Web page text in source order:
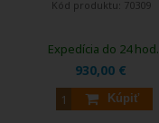
Kód produktu: 70309
930,00 €
Kúpiť
Expedícia do 24 hod.